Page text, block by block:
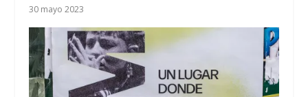
30 mayo 2023